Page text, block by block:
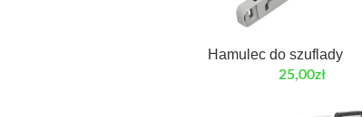
Hamulec do szuflady
25,00zł